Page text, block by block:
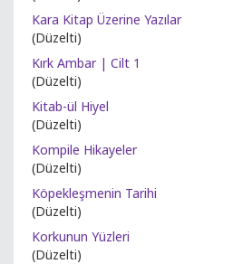
Kara Kitap Üzerine Yazılar
(Düzelti)
Kırk Ambar | Cilt 1
(Düzelti)
Kitab-ül Hiyel
(Düzelti)
Kompile Hikayeler
(Düzelti)
Köpekleşmenin Tarihi
(Düzelti)
Korkunun Yüzleri
(Düzelti)